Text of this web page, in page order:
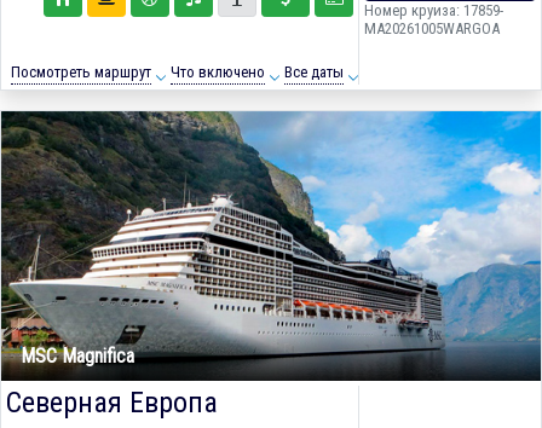
Посмотреть маршрут Что включено Все даты
Номер круиза: 17859-
MA20261005WARGOA
MSC Magnifica
Северная Европа